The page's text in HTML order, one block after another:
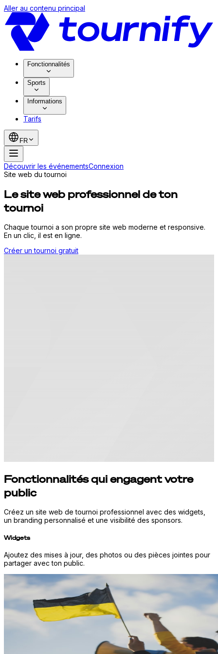
Aller au contenu principal
Fonctionnalités
Sports
Informations
Tarifs
FR
Découvrir les événementsConnexion
Site web du tournoi
Le site web professionnel de ton
tournoi
Chaque tournoi a son propre site web moderne et responsive.
En un clic, il est en ligne.
Créer un tournoi gratuit
Fonctionnalités qui engagent votre
public
Créez un site web de tournoi professionnel avec des widgets,
un branding personnalisé et une visibilité des sponsors.
Widgets
Ajoutez des mises à jour, des photos ou des pièces jointes pour
partager avec ton public.